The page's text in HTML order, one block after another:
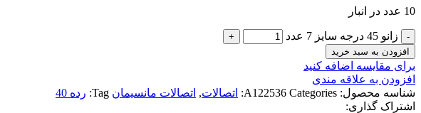
10 عدد در انبار
زانو 45 درجه سایز 7 عدد
افزودن به سبد خرید
برای مقایسه اضافه کنید
افزودن به علاقه مندی
شناسه محصول:
A122536 Categories: اتصالات, اتصالات مانسیمان Tag: رده 40
اشتراک گذاری: